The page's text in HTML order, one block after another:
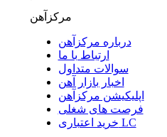
مرکزآهن
درباره مرکزآهن
ارتباط با ما
سوالات متداول
اخبار بازار آهن
اپلیکیشن مرکزآهن
فرصت های شغلی
خرید اعتباری LC